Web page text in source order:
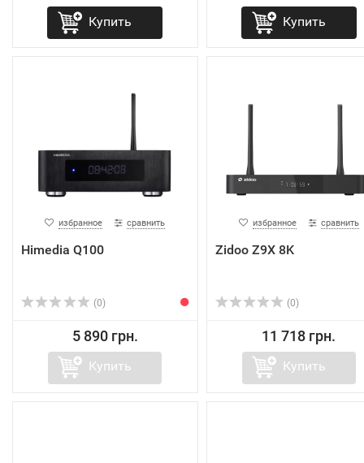
Купить Купить
избранное сравнить
Himedia Q100
(0)
5 890 грн.
Купить
избранное сравнить
Zidoo Z9X 8K
(0)
11 718 грн.
Купить